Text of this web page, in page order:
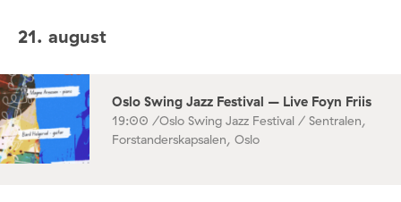
21. august
Oslo Swing Jazz Festival – Live Foyn Friis
19:00 /Oslo Swing Jazz Festival / Sentralen,
Forstanderskapsalen, Oslo